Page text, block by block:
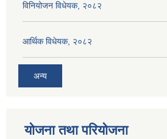
विनियोजन विधेयक, २०८२
आर्थिक विधेयक, २०८२
अन्य
योजना तथा परियोजना